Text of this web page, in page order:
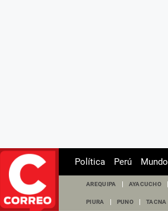
Política Perú Mundo
AREQUIPA AYACUCHO
PIURA PUNO TACNA